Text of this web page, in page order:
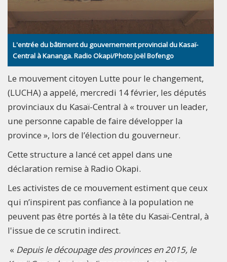
L'entrée du bâtiment du gouvernement provincial du Kasaï-
Central à Kananga. Radio Okapi/Photo Joël Bofengo
Le mouvement citoyen Lutte pour le changement,
(LUCHA) a appelé, mercredi 14 février, les députés
provinciaux du Kasaï-Central à « trouver un leader,
une personne capable de faire développer la
province », lors de l’élection du gouverneur.
Cette structure a lancé cet appel dans une
déclaration remise à Radio Okapi.
Les activistes de ce mouvement estiment que ceux
qui n’inspirent pas confiance à la population ne
peuvent pas être portés à la tête du Kasaï-Central, à
l'issue de ce scrutin indirect.
« Depuis le découpage des provinces en 2015, le